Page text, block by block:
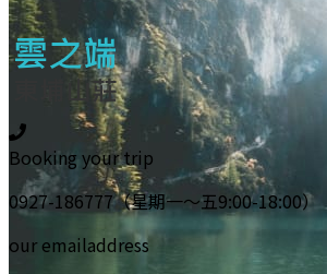
Booking your trip
0927-186777（星期一～五9:00-18:00）
our emailaddress